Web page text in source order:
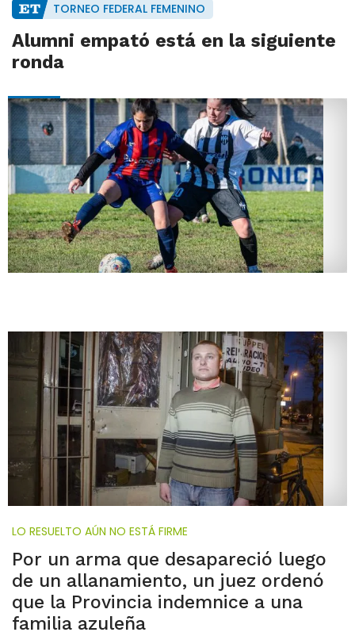
TORNEO FEDERAL FEMENINO
Alumni empató está en la siguiente
ronda
LO RESUELTO AÚN NO ESTÁ FIRME
Por un arma que desapareció luego
de un allanamiento, un juez ordenó
que la Provincia indemnice a una
familia azuleña